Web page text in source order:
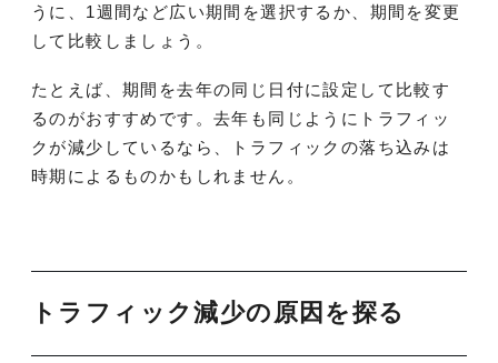
うに、1週間など広い期間を選択するか、期間を変更
して比較しましょう。
たとえば、期間を去年の同じ日付に設定して比較す
るのがおすすめです。去年も同じようにトラフィッ
クが減少しているなら、トラフィックの落ち込みは
時期によるものかもしれません。
トラフィック減少の原因を探る